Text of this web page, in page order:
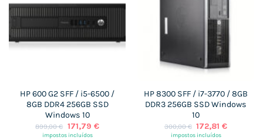
HP 600 G2 SFF / i5-6500 /
8GB DDR4 256GB SSD
Windows 10
899,00€ O
preço
171,79 €O
impostos incluídos
HP 8300 SFF / i7-3770 / 8GB
DDR3 256GB SSD Windows
10
300,00€ O
preço
172,81€O
impostos incluídos